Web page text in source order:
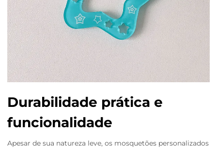
Durabilidade prática e
funcionalidade
Apesar de sua natureza leve, os mosquetões personalizados